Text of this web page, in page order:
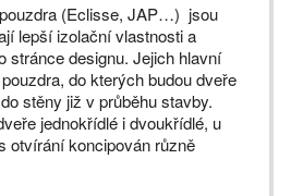
(Eclisse, JAP…) jsou
lepší izolační vlastnosti a
stránce designu. Jejich hlavní
do kterých budou dveře
stěny již v průběhu stavby.
jednokřídlé i dvoukřídlé, u
otvírání koncipován různě